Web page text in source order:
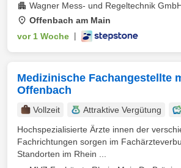
Wagner Mess- und Regeltechnik
Offenbach am Main
vor 1 Woche
Medizinische Fachangestellte
Offenbach
Vollzeit Attraktive Vergütung
Hochspezialisierte Ärzte innen der
Fachrichtungen sorgen im
Standorten im Rhein ...